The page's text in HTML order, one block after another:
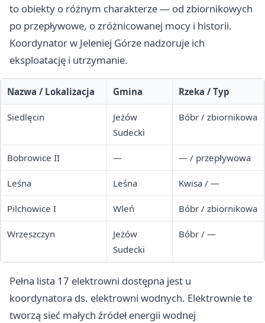
to obiekty o różnym charakterze — od zbiornikowych
po przepływowe, o zróżnicowanej mocy i historii.
Koordynator w Jeleniej Górze nadzoruje ich
eksploatację i utrzymanie.
Nazwa / Lokalizacja Gmina Rzeka / Typ
Siedlęcin
Jeżów
Sudecki
Bóbr / zbiornikowa
Bobrowice II — — / przepływowa
Leśna Leśna Kwisa / —
Pilchowice I Wleń Bóbr / zbiornikowa
Wrzeszczyn
Jeżów
Sudecki
Bóbr / —
Pełna lista 17 elektrowni dostępna jest u
koordynatora ds. elektrowni wodnych. Elektrownie te
tworzą sieć małych źródeł energii wodnej